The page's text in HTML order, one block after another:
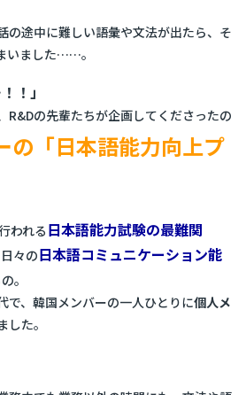
の途中に難しい語彙や文法が出たら、そ
いました……。
！」
R&Dの先輩たちが企画してくださったの
の「日本語能力向上プ
われる 日本語能力試験の最難関
々の日本語コミュニケーション能
。
で、韓国メンバーの一人ひとりに個人メ
した。